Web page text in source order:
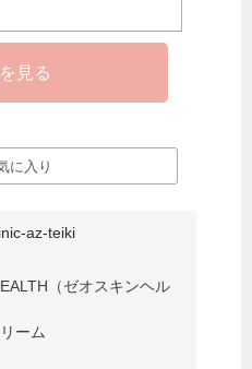
に入り
az-teiki
（ゼオスキンヘル
ーム